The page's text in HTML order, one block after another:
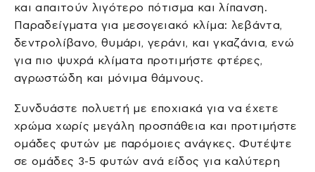
και απαιτούν λιγότερο πότισμα και λίπανση.
Παραδείγματα για μεσογειακό κλίμα: λεβάντα,
δεντρολίβανο, θυμάρι, γεράνι, και γκαζάνια, ενώ
για πιο ψυχρά κλίματα προτιμήστε φτέρες,
αγρωστώδη και μόνιμα θάμνους.
Συνδυάστε πολυετή με εποχιακά για να έχετε
χρώμα χωρίς μεγάλη προσπάθεια και προτιμήστε
ομάδες φυτών με παρόμοιες ανάγκες. Φυτέψτε
σε ομάδες 3-5 φυτών ανά είδος για καλύτερη